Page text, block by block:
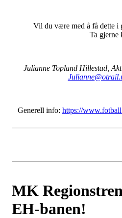
Vil du være med å få dette i
Ta gjerne
Julianne Topland Hillestad,
Generell info: https://
MK
EH-banen!